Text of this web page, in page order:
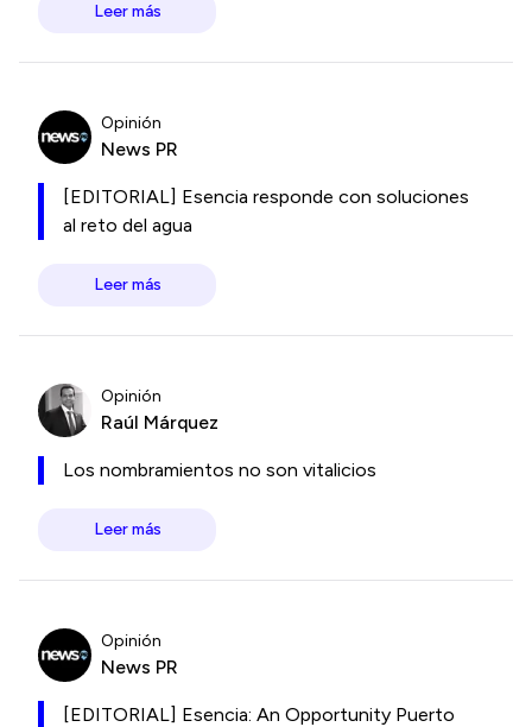
Leer más
Opinión
News PR
[EDITORIAL] Esencia responde con soluciones
al reto del agua
Leer más
Opinión
Raúl Márquez
Los nombramientos no son vitalicios
Leer más
Opinión
News PR
[EDITORIAL] Esencia: An Opportunity Puerto